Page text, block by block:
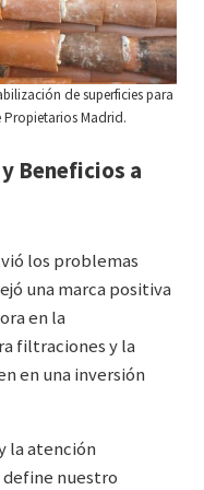
de superficies para
Madrid.
Beneficios a
los problemas
una marca positiva
en la
filtraciones y la
en una inversión
la atención
nuestro